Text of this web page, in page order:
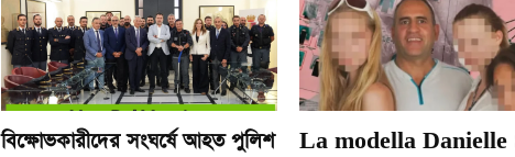
বিক্ষোভকারীদের সংঘর্ষে আহত পুলিশ
La modella Danielle